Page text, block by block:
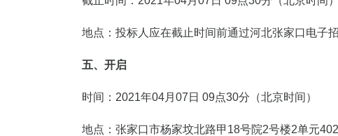
地点：投标人应在截止时间前通过河北张家口电子
五、开启
时间：2021年04月07日 09点30分（北京时间）
地点：张家口市杨家坟北路甲18号院2号楼2单元